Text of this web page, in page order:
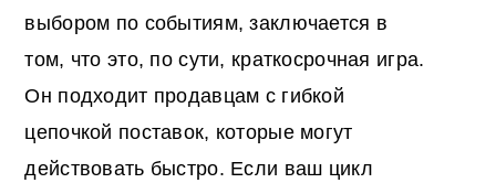
выбором по событиям, заключается в
том, что это, по сути, краткосрочная игра.
Он подходит продавцам с гибкой
цепочкой поставок, которые могут
действовать быстро. Если ваш цикл